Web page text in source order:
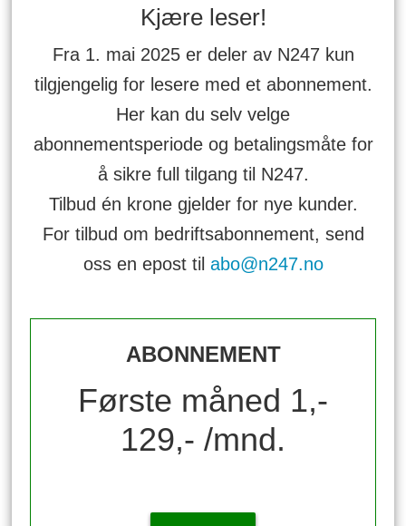
Kjære leser!
Fra 1. mai 2025 er deler av N247 kun
tilgjengelig for lesere med et abonnement.
Her kan du selv velge
abonnementsperiode og betalingsmåte for
å sikre full tilgang til N247.
Tilbud én krone gjelder for nye kunder.
For tilbud om bedriftsabonnement, send
oss en epost til abo@n247.no
ABONNEMENT
Første måned 1,-
129,- /mnd.